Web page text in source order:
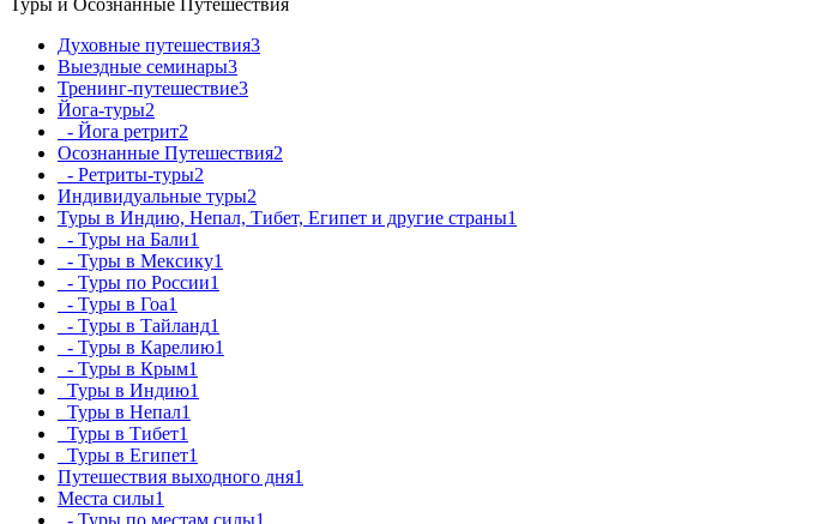
Духовные путешествия3
Выездные семинары3
Тренинг-путешествие3
Йога-туры2
- Йога ретрит2
Осознанные Путешествия2
- Ретриты-туры2
Индивидуальные туры2
Туры в Индию, Непал, Тибет, Египет и другие страны1
- Туры на Бали1
- Туры в Мексику1
- Туры по России1
- Туры в Гоа1
- Туры в Тайланд1
- Туры в Карелию1
- Туры в Крым1
Туры в Индию1
Туры в Непал1
Туры в Тибет1
Туры в Египет1
Путешествия выходного дня1
Места силы1
- Туры по местам силы1